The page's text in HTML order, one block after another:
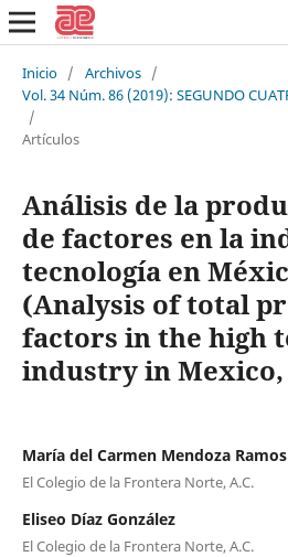
Inicio / Archivos /
Vol. 34 Núm. 86 (2019): SEGUNDO
/
Artículos
Análisis de la
de factores en la
tecnología en
(Analysis of total
factors in the high
industry in Mexico,
María del Carmen Mendoza Ramos
El Colegio de la Frontera Norte, A.C.
Eliseo Díaz González
El Colegio de la Frontera Norte, A.C.